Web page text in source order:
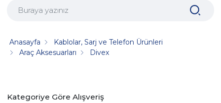
Anasayfa
Kablolar, Sarj ve Telefon Ürünleri
Araç Aksesuarları
Divex
Kategoriye Göre Alışveriş